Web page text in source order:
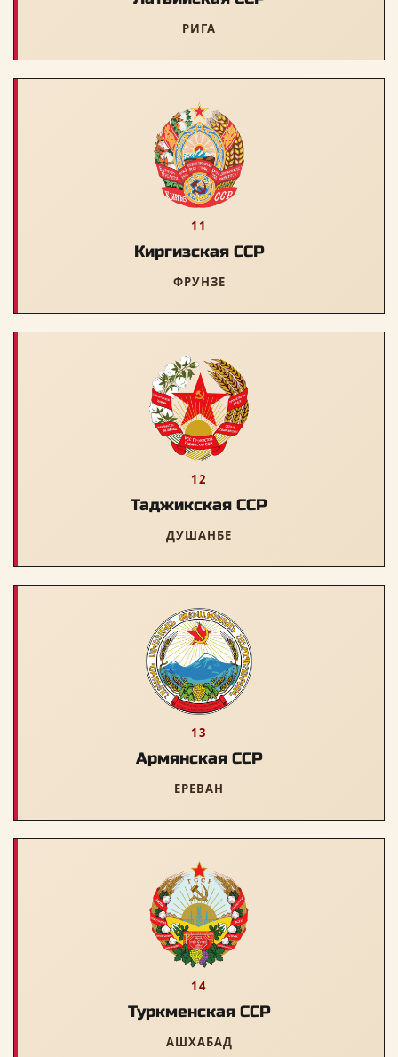
РИГА
11
Киргизская ССР
ФРУНЗЕ
12
Таджикская ССР
ДУШАНБЕ
13
Армянская ССР
ЕРЕВАН
14
Туркменская ССР
АШХАБАД